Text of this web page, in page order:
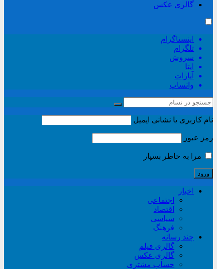
گالری عکس
اینستاگرام
تلگرام
سروش
ایتا
آپارات
واتساپ
نام کاربری یا نشانی ایمیل
رمز عبور
مرا به خاطر بسپار
اخبار
اجتماعی
اقتصاد
سیاسی
فرهنگ
چند رسانه
گالری فیلم
گالری عکس
حساب مشتری